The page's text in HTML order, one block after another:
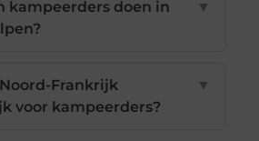
kampeerders doen in
▼
Frankrijk
voor kampeerders?
▼